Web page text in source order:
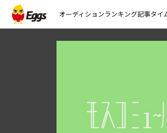
オーディションランキング記事タイ